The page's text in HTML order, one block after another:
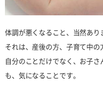
体調が悪くなること、当然あり
それは、産後の方、子育て中の
自分のことだけでなく、お子
も、気になることです。